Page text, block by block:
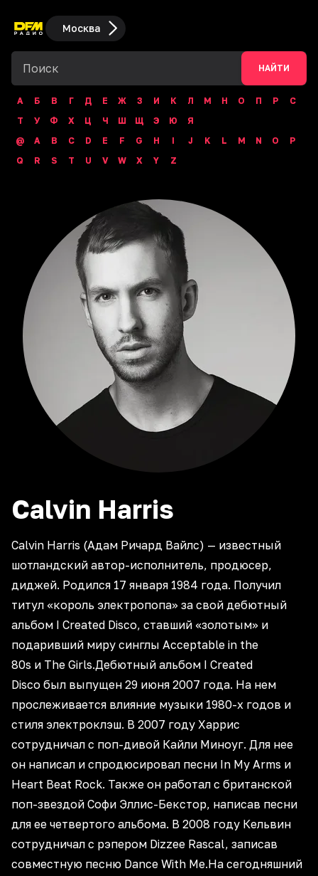
Москва
НАЙТИ
А Б В Г Д Е Ж З И К Л М Н О П Р
С
Т
У Ф Х Ц Ч Ш Щ Э Ю
Я
@
A B C D E F G H I J K L M N O
P
Q
R S T U V W X Y Z
Calvin Harris
Calvin Harris (Адам Ричард Вайлс) — известный
шотландский автор-исполнитель, продюсер,
диджей. Родился 17 января 1984 года. Получил
титул «король электропопа» за свой дебютный
альбом I Created Disco, ставший «золотым» и
подаривший миру синглы Acceptable in the
80s и The Girls.Дебютный альбом I Created
Disco был выпущен 29 июня 2007 года. На нем
прослеживается влияние музыки 1980-х годов и
стиля электроклэш. В 2007 году Харрис
сотрудничал с поп-дивой Кайли Миноуг. Для нее
он написал и спродюсировал песни In My Arms и
Heart Beat Rock. Также он работал с британской
поп-звездой Софи Эллис-Бекстор, написав песни
для ее четвертого альбома. В 2008 году Кельвин
сотрудничал с рэпером Dizzee Rascal, записав
совместную песню Dance With Me.На сегодняшний